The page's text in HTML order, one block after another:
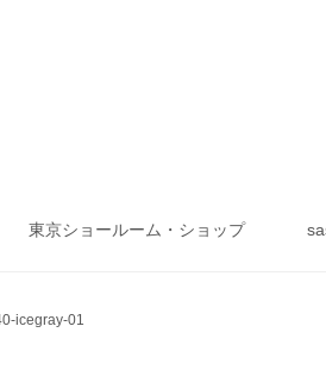
東京ショールーム・ショップ
icegray-01